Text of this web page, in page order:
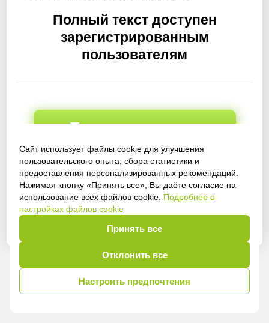
Сайт использует файлы cookie для улучшения
пользовательского опыта, сбора статистики и
предоставления персонализированных рекомендаций.
Нажимая кнопку «Принять все», Вы даёте согласие на
использование всех файлов cookie. Подробнее о
настройках файлов cookie
Принять все
Отклонить все
Настроить предпочтения
Полный текст доступен
зарегистрированным
пользователям
Получить доступ
Войти